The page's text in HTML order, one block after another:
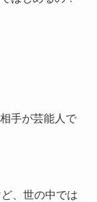
手が芸能人で
、世の中では